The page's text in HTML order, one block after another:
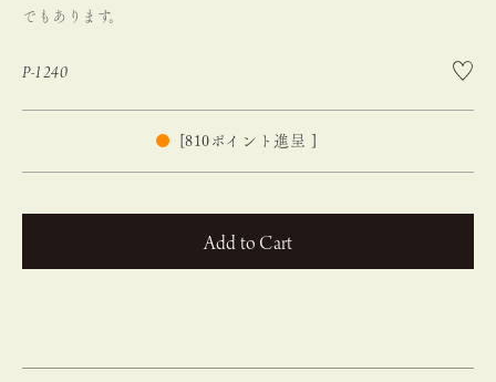
でもあります。
P-1240
[810 ポイント進呈 ]
カートに入れる